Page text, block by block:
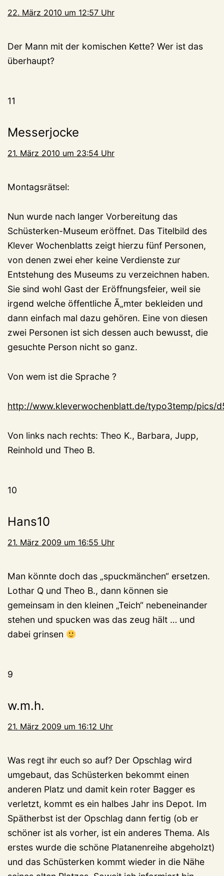
22. März 2010 um 12:57 Uhr
Der Mann mit der komischen Kette? Wer ist das
überhaupt?
11
Messerjocke
21. März 2010 um 23:54 Uhr
Montagsrätsel:
Nun wurde nach langer Vorbereitung das
Schüsterken-Museum eröffnet. Das Titelbild des
Klever Wochenblatts zeigt hierzu fünf Personen,
von denen zwei eher keine Verdienste zur
Entstehung des Museums zu verzeichnen haben.
Sie sind wohl Gast der Eröffnungsfeier, weil sie
irgend welche öffentliche Ã„mter bekleiden und
dann einfach mal dazu gehören. Eine von diesen
zwei Personen ist sich dessen auch bewusst, die
gesuchte Person nicht so ganz.
Von wem ist die Sprache ?
http://www.kleverwochenblatt.de/typo3temp/pics/
Von links nach rechts: Theo K., Barbara, Jupp,
Reinhold und Theo B.
10
Hans10
21. März 2009 um 16:55 Uhr
Man könnte doch das „spuckmänchen“ ersetzen.
Lothar Q und Theo B., dann können sie
gemeinsam in den kleinen „Teich“ nebeneinander
stehen und spucken was das zeug hält … und
dabei grinsen
9
w.m.h.
21. März 2009 um 16:12 Uhr
Was regt ihr euch so auf? Der Opschlag wird
umgebaut, das Schüsterken bekommt einen
anderen Platz und damit kein roter Bagger es
verletzt, kommt es ein halbes Jahr ins Depot. Im
Spätherbst ist der Opschlag dann fertig (ob er
schöner ist als vorher, ist ein anderes Thema. Als
erstes wurde die schöne Platanenreihe abgeholzt)
und das Schüsterken kommt wieder in die Nähe